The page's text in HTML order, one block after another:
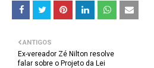
ANTIGOS
Ex-vereador Zé Nilton resolve
falar sobre o Projeto da Lei